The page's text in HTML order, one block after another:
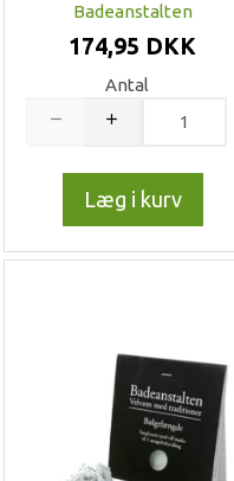
Badeanstalten
174,95 DKK
Antal
Læg i kurv